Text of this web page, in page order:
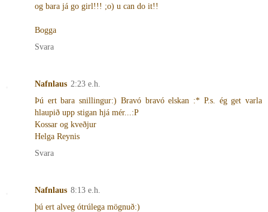
og bara já go girl!!! ;o) u can do it!!
Bogga
Svara
Nafnlaus 2:23 e.h.
Þú ert bara snillingur:) Bravó bravó elskan :* P.s. ég get varla
hlaupið upp stigan hjá mér...:P
Kossar og kveðjur
Helga Reynis
Svara
Nafnlaus 8:13 e.h.
þú ert alveg ótrúlega mögnuð:)